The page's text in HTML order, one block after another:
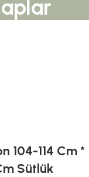
104-114 Cm *
Sütlük